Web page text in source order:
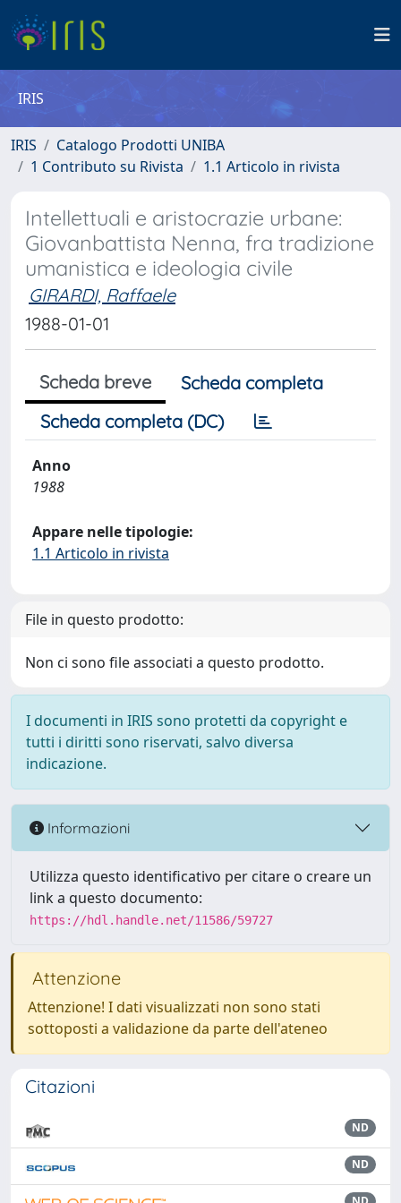
IRIS
IRIS
Catalogo Prodotti UNIBA
1 Contributo su Rivista
1.1 Articolo in rivista
Intellettuali e aristocrazie urbane:
Giovanbattista Nenna, fra tradizione
umanistica e ideologia civile
GIRARDI, Raffaele
1988-01-01
Scheda breve
Scheda completa
Scheda completa (DC)
Anno
1988
Appare nelle tipologie:
1.1 Articolo in rivista
File in questo prodotto:
Non ci sono file associati a questo prodotto.
I documenti in IRIS sono protetti da copyright e
tutti i diritti sono riservati, salvo diversa
indicazione.
Informazioni
Utilizza questo identificativo per citare o creare un
link a questo documento:
https://hdl.handle.net/11586/59727
Attenzione
Attenzione! I dati visualizzati non sono stati
sottoposti a validazione da parte dell'ateneo
Citazioni
ND
ND